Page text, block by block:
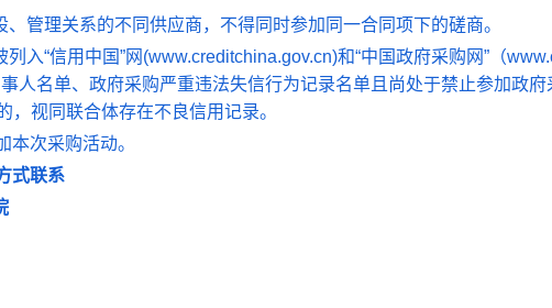
管理关系的不同供应商，不得同时参加同一合同项下的磋商。
入“信用中国”网 (www.creditchina.gov.cn)和“中国政府采购网”（
人名单、政府采购严重违法失信行为记录名单且尚处于禁止参加政府
视同联合体存在不良信用记录。
次采购活动。
式联系